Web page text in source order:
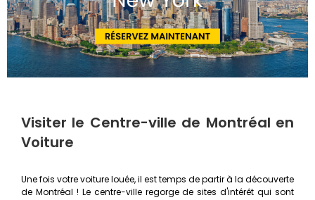
Visiter le Centre-ville de Montréal en
Voiture
Une fois votre voiture louée, il est temps de partir à la découverte
de Montréal ! Le centre-ville regorge de sites d'intérêt qui sont